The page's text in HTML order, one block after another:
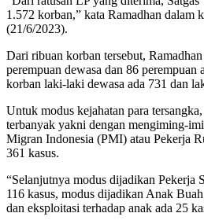
1.572 korban,” kata Ramadhan dalam
(21/6/2023).
Dari ribuan korban tersebut,
perempuan dewasa dan 86
korban laki-laki dewasa ada 731 dan
Untuk modus kejahatan para
terbanyak yakni dengan mengiming-
Migran Indonesia (PMI) atau Pekerja
361 kasus.
“Selanjutnya modus dijadikan Pekerja
116 kasus, modus dijadikan Anak
dan eksploitasi terhadap anak ada 25